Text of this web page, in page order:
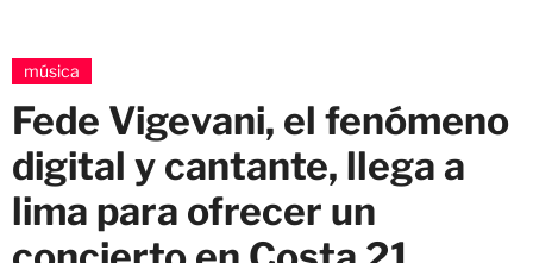
música
Fede Vigevani, el fenómeno
digital y cantante, llega a
lima para ofrecer un